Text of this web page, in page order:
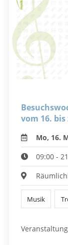
vom 16. bis
Mo, 16.
09:00 -
Musik